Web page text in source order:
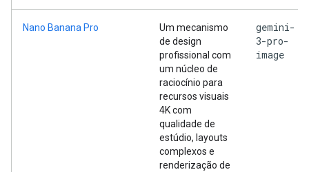
Nano Banana Pro
Um mecanismo
de design
profissional com
um núcleo de
raciocínio para
recursos visuais
4K com
qualidade de
estúdio, layouts
complexos e
renderização de
gemini-
3-pro-
image